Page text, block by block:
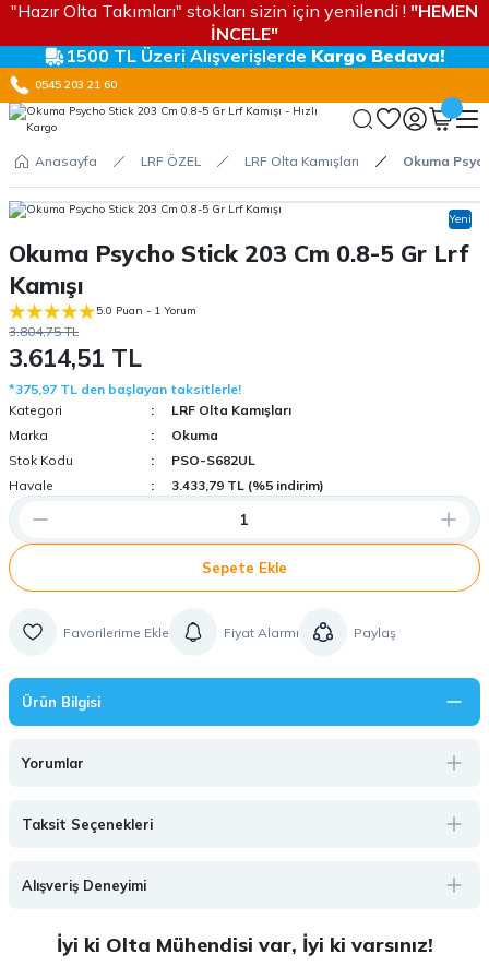
"Hazır Olta Takımları" stokları sizin için yenilendi ! "HEMEN
İNCELE"
1500 TL Üzeri Alışverişlerde Kargo Bedava!
0545 203 21 60
Anasayfa LRF ÖZEL LRF Olta Kamışları Okuma
Yeni
Okuma Psycho Stick 203 Cm 0.8-5 Gr Lrf
Kamışı
5.0 Puan - 1 Yorum
3.804,75 TL
3.614,51 TL
*375,97 TL den başlayan taksitlerle!
Kategori
LRF Olta Kamışları
Marka
Okuma
Stok Kodu
PSO-S682UL
Havale
3.433,79 TL (%5 indirim)
Sepete Ekle
Fiyat Alarmı Paylaş
Ürün Bilgisi
Yorumlar
Taksit Seçenekleri
Alışveriş Deneyimi
İyi ki Olta Mühendisi var, İyi ki varsınız!